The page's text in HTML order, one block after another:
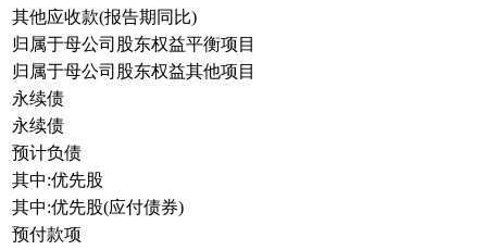
其他应收款(报告期同比)
归属于母公司股东权益平衡项目
归属于母公司股东权益其他项目
永续债
永续债
预计负债
其中:优先股
其中:优先股(应付债券)
预付款项